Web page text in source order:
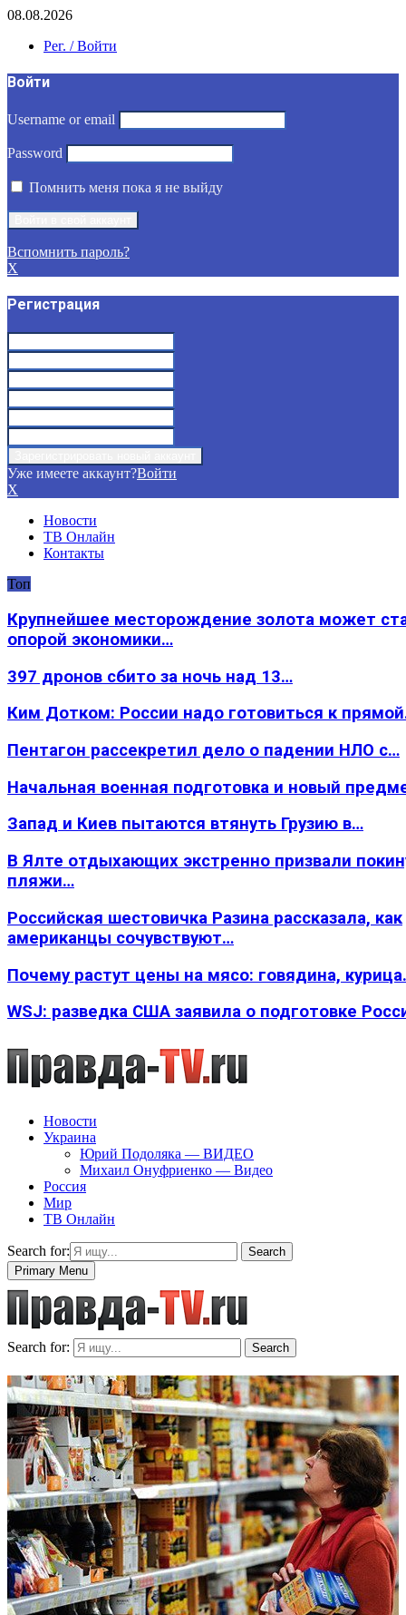
08.08.2026
Рег. / Войти
Войти
Username or email
Password
Помнить меня пока я не выйду
Вспомнить пароль?
X
Регистрация
Уже имеете аккаунт?Войти
X
Новости
ТВ Онлайн
Контакты
Топ
Крупнейшее месторождение золота может
опорой экономики…
397 дронов сбито за ночь над 13…
Ким Дотком: России надо готовиться к
Пентагон рассекретил дело о падении НЛО с…
Начальная военная подготовка и новый
Запад и Киев пытаются втянуть Грузию в…
В Ялте отдыхающих экстренно призвали
пляжи…
Российская шестовичка Разина рассказала, как
американцы сочувствуют…
Почему растут цены на мясо: говядина,
WSJ: разведка США заявила о подготовке
Новости
Украина
Юрий Подоляка — ВИДЕО
Михаил Онуфриенко — Видео
Россия
Мир
ТВ Онлайн
Search for:
Search
Primary Menu
Search for: Search